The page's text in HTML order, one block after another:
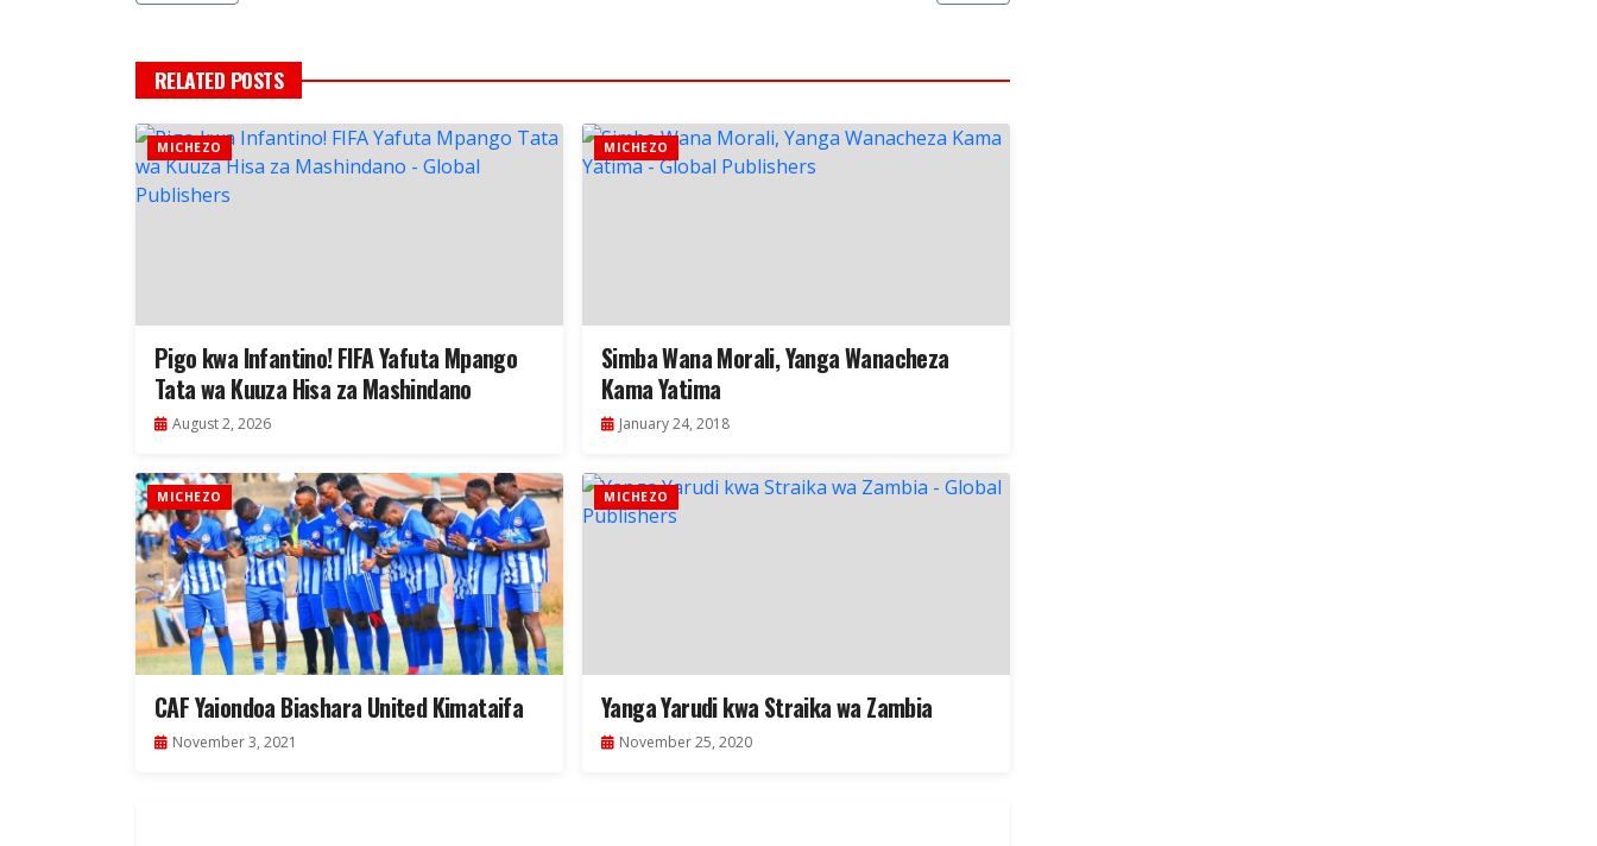
RELATED POSTS
MICHEZO
Pigo kwa Infantino! FIFA Yafuta Mpango
Tata wa Kuuza Hisa za Mashindano
August 2, 2026
MICHEZO
Simba Wana Morali, Yanga Wanacheza
Kama Yatima
January 24, 2018
MICHEZO
CAF Yaiondoa Biashara United Kimataifa
November 3, 2021
MICHEZO
Yanga Yarudi kwa Straika wa Zambia
November 25, 2020